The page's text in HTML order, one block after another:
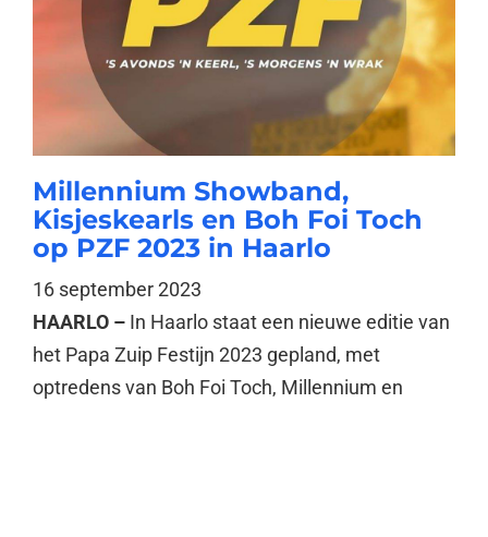
Millennium Showband,
Kisjeskearls en Boh Foi Toch
op PZF 2023 in Haarlo
16 september 2023
HAARLO – In Haarlo staat een nieuwe editie van
het Papa Zuip Festijn 2023 gepland, met
optredens van Boh Foi Toch, Millennium en